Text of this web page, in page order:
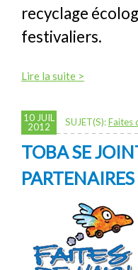
recyclage
festivaliers.
Lire la suite >
10 JUIL
2012
SUJET(S):Faites
TOBA SE